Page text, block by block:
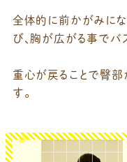
全体的に前かがみにな
び、胸が広がる事でバ
重心が戻ることで臀部
す。